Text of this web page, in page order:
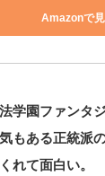
Amazonで
学園ファンタジ
もある正統派
れて面白い。